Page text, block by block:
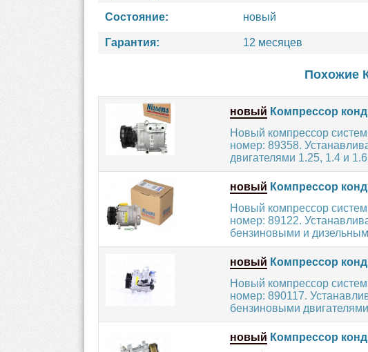
Состояние: новый
Гарантия: 12 месяцев
Похожие
новый Компрессор
Новый компрессор
номер: 89358.
двигателями 1.25, 1.4 и
новый Компрессор
Новый компрессор
номер: 89122.
бензиновыми и
новый Компрессор
Новый компрессор
номер: 890117.
бензиновыми
новый Компрессор